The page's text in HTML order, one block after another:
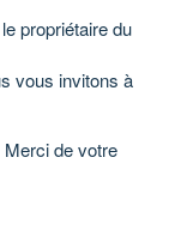
propriétaire du
vous invitons à
de votre